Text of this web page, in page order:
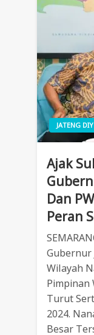
JATENG DIY
Ajak
Dan
Peran
Gubernur
Wilayah
Pimpinan
Turut
2024.
Besar